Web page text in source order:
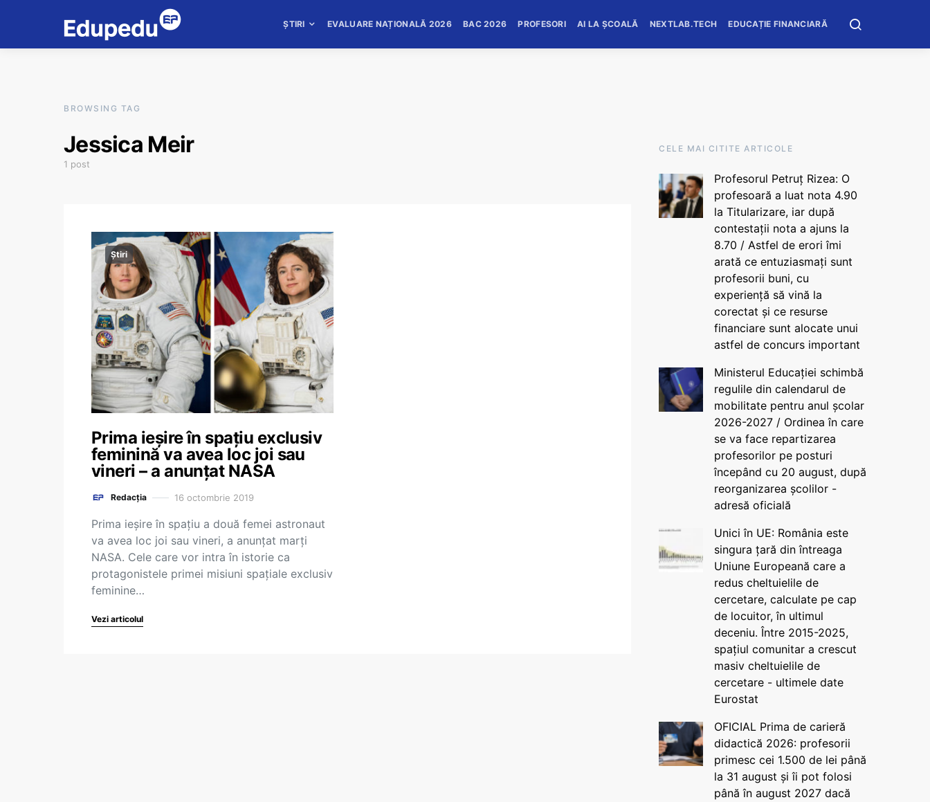
ȘTIRI EVALUARE NAȚIONALĂ 2026 BAC 2026 PROFESORI AI LA ȘCOALĂ NEXTLAB.TECH EDUCAȚIE FINANCIARĂ
BROWSING TAG
Jessica Meir
1 post
Știri
Prima ieșire în spațiu exclusiv
feminină va avea loc joi sau
vineri – a anunțat NASA
Redacția 16 octombrie 2019
Prima ieşire în spațiu a două femei astronaut
va avea loc joi sau vineri, a anunţat marți
NASA. Cele care vor intra în istorie ca
protagonistele primei misiuni spațiale exclusiv
feminine…
Vezi articolul
CELE MAI CITITE ARTICOLE
Profesorul Petruț Rizea: O
profesoară a luat nota 4.90
la Titularizare, iar după
contestații nota a ajuns la
8.70 / Astfel de erori îmi
arată ce entuziasmați sunt
profesorii buni, cu
experiență să vină la
corectat și ce resurse
financiare sunt alocate unui
astfel de concurs important
Ministerul Educației schimbă
regulile din calendarul de
mobilitate pentru anul școlar
2026-2027 / Ordinea în care
se va face repartizarea
profesorilor pe posturi
începând cu 20 august, după
reorganizarea școlilor -
adresă oficială
Unici în UE: România este
singura țară din întreaga
Uniune Europeană care a
redus cheltuielile de
cercetare, calculate pe cap
de locuitor, în ultimul
deceniu. Între 2015-2025,
spațiul comunitar a crescut
masiv cheltuielile de
cercetare - ultimele date
Eurostat
OFICIAL Prima de carieră
didactică 2026: profesorii
primesc cei 1.500 de lei până
la 31 august și îi pot folosi
până în august 2027 dacă